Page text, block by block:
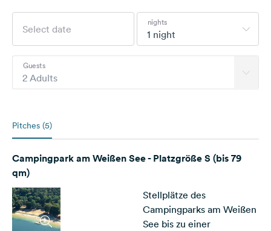
1 night
nights
2 Adults
Guests
Pitches (5)
Campingpark am Weißen See - Platzgröße S (bis 79
qm)
Stellplätze des
Campingparks am Weißen
See bis zu einer